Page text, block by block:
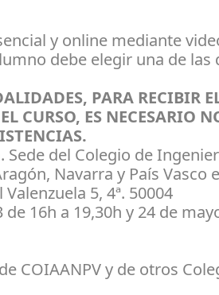
y online mediante
debe elegir una de las
PARA RECIBIR
CURSO, ES NECESARIO
Sede del Colegio de
Navarra y País Vasco
5, 4ª. 50004
de 16h a 19,30h y 24 de
COIAANPV y de otros